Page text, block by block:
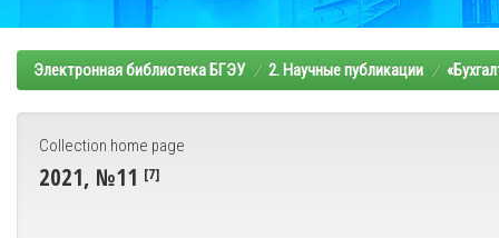
Электронная библиотека БГЭУ 2. Научные публикации
Collection home page
2021, №11 [7]